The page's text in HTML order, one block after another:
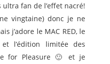
fan de l’effet nacré!
vingtaine) donc je ne
j’adore le MAC RED, le
l’édition limitée des
for Pleasure 🙂 et je